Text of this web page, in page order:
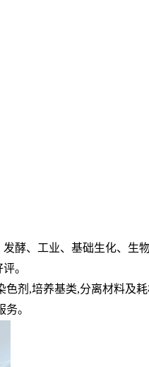
酵、工业、基础生化、生
。
色剂 ,培养基类,分离材料及
。